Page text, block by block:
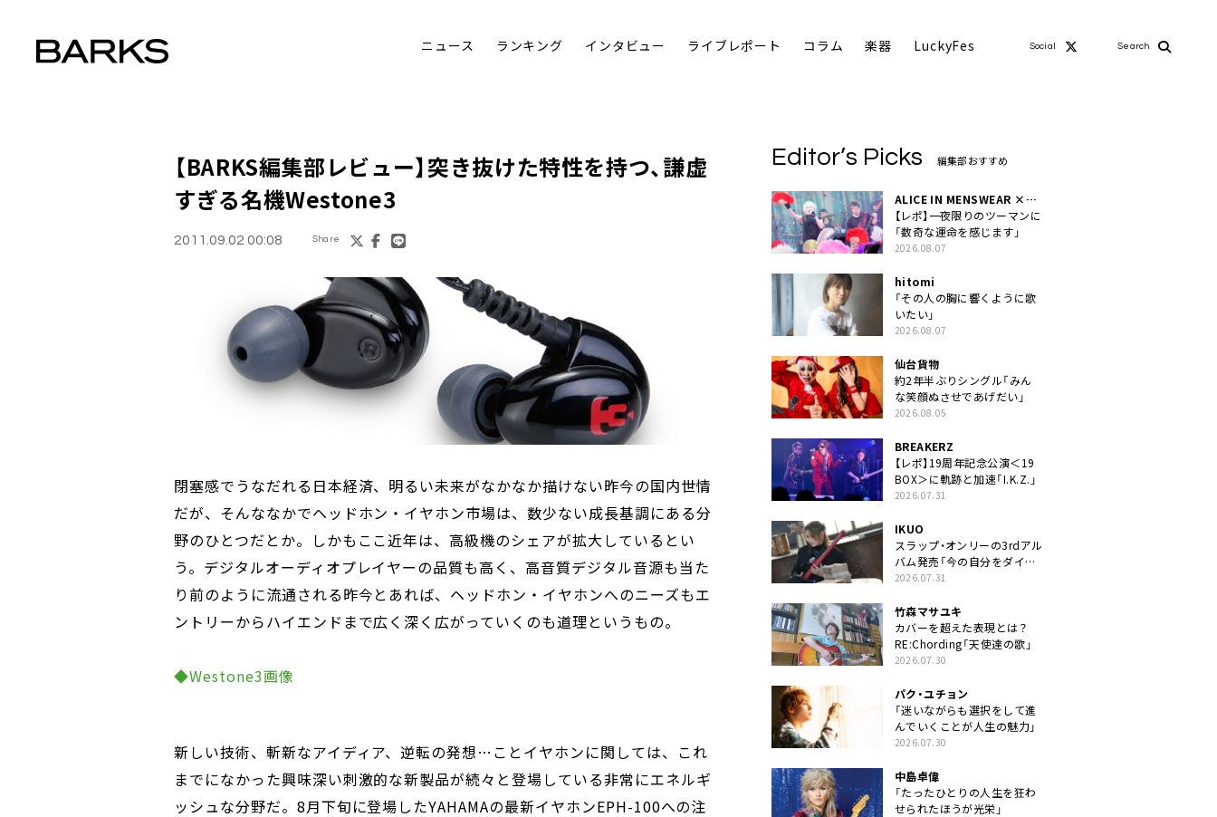
ニュース ランキング インタビュー ライブレポート コラム 楽器 LuckyFes Social Search
【BARKS編集部レビュー】突き抜けた特性を持つ、謙虚
すぎる名機Westone3
2011.09.02 00:08 Share
閉塞感でうなだれる日本経済、明るい未来がなかなか描けない昨今の国内世情
だが、そんななかでヘッドホン・イヤホン市場は、数少ない成長基調にある分
野のひとつだとか。しかもここ近年は、高級機のシェアが拡大しているとい
う。デジタルオーディオプレイヤーの品質も高く、高音質デジタル音源も当た
り前のように流通される昨今とあれば、ヘッドホン・イヤホンへのニーズもエ
ントリーからハイエンドまで広く深く広がっていくのも道理というもの。
◆Westone3画像
新しい技術、斬新なアイディア、逆転の発想…ことイヤホンに関しては、これ
までになかった興味深い刺激的な新製品が続々と登場している非常にエネルギ
ッシュな分野だ。8月下旬に登場したYAHAMAの最新イヤホンEPH-100への注
Editor’s Picks 編集部おすすめ
ALICE IN MENSWEAR ×
MASCHERA
【レポ】一夜限りのツーマンに
「数奇な運命を感じます」
2026.08.07
hitomi
「その人の胸に響くように歌
いたい」
2026.08.07
仙台貨物
約2年半ぶりシングル「みん
な笑顔ぬさせであげだい」
2026.08.05
BREAKERZ
【レポ】19周年記念公演＜19
BOX＞に軌跡と加速「I.K.Z.」
2026.07.31
IKUO
スラップ・オンリーの3rdアル
バム発売「今の自分をダイレ
クトに」
2026.07.31
竹森マサユキ
カバーを超えた表現とは？
RE:Chording「天使達の歌」
2026.07.30
パク・ユチョン
「迷いながらも選択をして進
んでいくことが人生の魅力」
2026.07.30
中島卓偉
「たったひとりの人生を狂わ
せられたほうが光栄」